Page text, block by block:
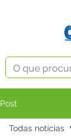
Post
Todas notícias